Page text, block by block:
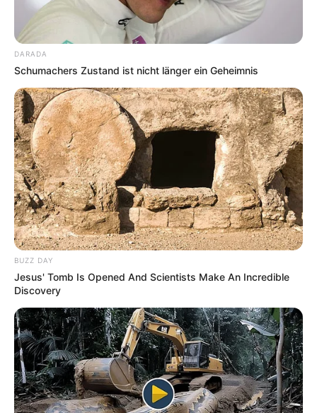
DARADA
Schumachers Zustand ist nicht länger ein Geheimnis
BUZZ DAY
Jesus' Tomb Is Opened And Scientists Make An Incredible
Discovery